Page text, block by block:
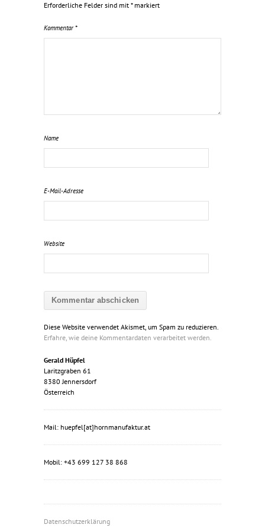
Erforderliche Felder sind mit *markiert
Kommentar *
Name
E-Mail-Adresse
Website
Diese Website verwendet Akismet, um Spam zu reduzieren.
Erfahre, wie deine Kommentardaten verarbeitet werden.
Gerald Hüpfel
Laritzgraben 61
8380 Jennersdorf
Österreich
Mail: huepfel[at]hornmanufaktur.at
Mobil: +43 699 127 38 868
Datenschutzerklärung